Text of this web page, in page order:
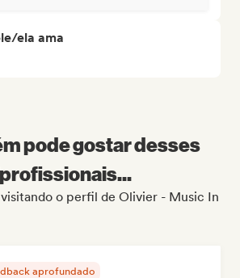
ela ama
pode gostar desses
o perfil de Olivier - Music In
aprofundado